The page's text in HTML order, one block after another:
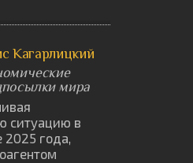
Кагарлицкий
мира
ситуацию в
2025 года,